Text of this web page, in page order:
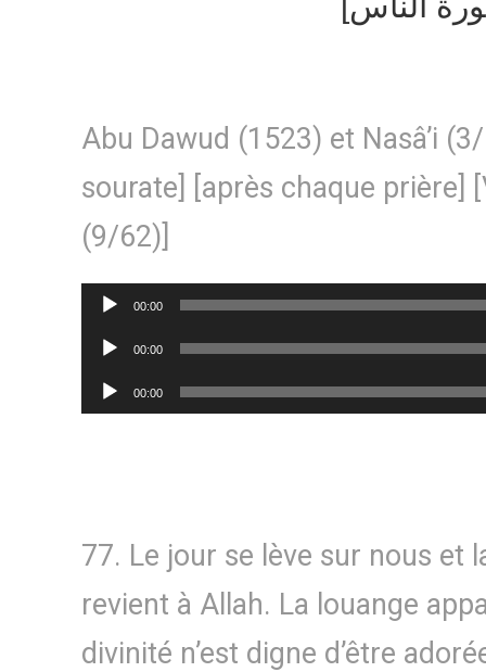
Abu Dawud (1523) et Nasâ’i
sourate] [après chaque prière]
(9/62)]
Lecteur00:00
Lecteur00:00
Lecteur
audio
00:00
77. Le jour se lève sur nous et
revient à Allah. La louange
divinité n’est digne d’être